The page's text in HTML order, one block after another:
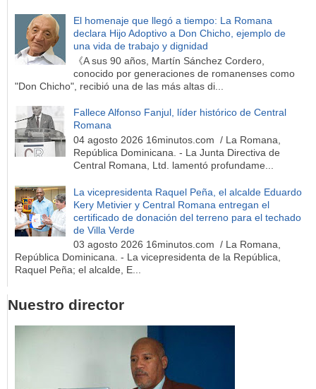
El homenaje que llegó a tiempo: La Romana
declara Hijo Adoptivo a Don Chicho, ejemplo de
una vida de trabajo y dignidad
《A sus 90 años, Martín Sánchez Cordero,
conocido por generaciones de romanenses como
"Don Chicho", recibió una de las más altas di...
Fallece Alfonso Fanjul, líder histórico de Central
Romana
04 agosto 2026 16minutos.com / La Romana,
República Dominicana. - La Junta Directiva de
Central Romana, Ltd. lamentó profundame...
La vicepresidenta Raquel Peña, el alcalde Eduardo
Kery Metivier y Central Romana entregan el
certificado de donación del terreno para el techado
de Villa Verde
03 agosto 2026 16minutos.com / La Romana,
República Dominicana. - La vicepresidenta de la República,
Raquel Peña; el alcalde, E...
Nuestro director